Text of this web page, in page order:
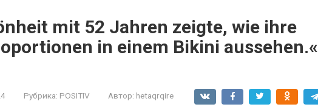
mit 52 Jahren zeigte, wie ihre
in einem Bikini aussehen.«
Рубрика: POSITIV Автор: hetaqrqire